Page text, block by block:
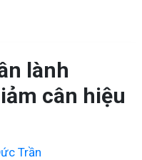
lành
cân hiệu
Trần